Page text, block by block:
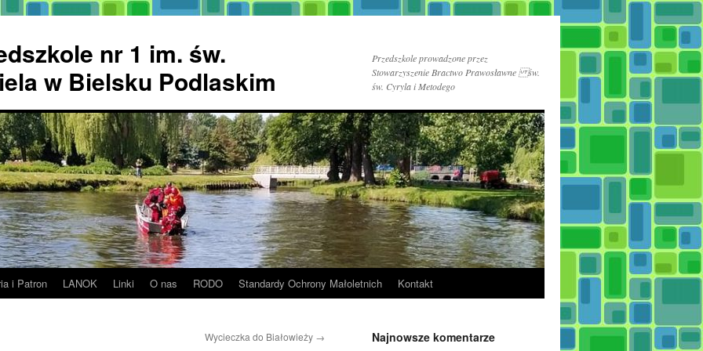
nr 1 im. św.
w Bielsku Podlaskim
Przedszkole prowadzone przez
Stowarzyszenie Bractwo Prawosławne św.
św. Cyryla i Metodego
i Patron LANOK Linki O nas RODO Standardy Ochrony Małoletnich Kontakt
Wycieczka do Białowieży →
Najnowsze komentarze